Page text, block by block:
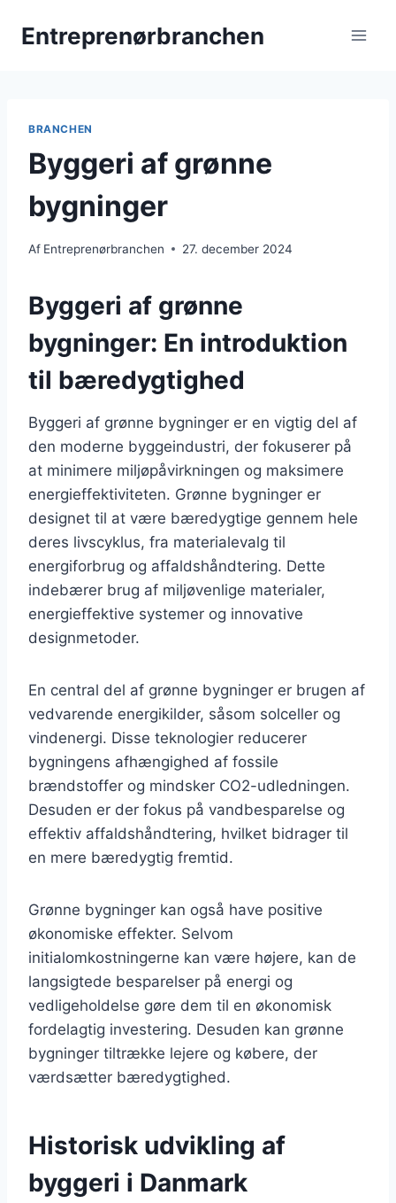
Entreprenørbranchen
BRANCHEN
Byggeri af grønne
bygninger
Af Entreprenørbranchen 27. december 2024
Byggeri af grønne
bygninger: En introduktion
til bæredygtighed
Byggeri af grønne bygninger er en vigtig del af
den moderne byggeindustri, der fokuserer på
at minimere miljøpåvirkningen og maksimere
energieffektiviteten. Grønne bygninger er
designet til at være bæredygtige gennem hele
deres livscyklus, fra materialevalg til
energiforbrug og affaldshåndtering. Dette
indebærer brug af miljøvenlige materialer,
energieffektive systemer og innovative
designmetoder.
En central del af grønne bygninger er brugen af
vedvarende energikilder, såsom solceller og
vindenergi. Disse teknologier reducerer
bygningens afhængighed af fossile
brændstoffer og mindsker CO2-udledningen.
Desuden er der fokus på vandbesparelse og
effektiv affaldshåndtering, hvilket bidrager til
en mere bæredygtig fremtid.
Grønne bygninger kan også have positive
økonomiske effekter. Selvom
initialomkostningerne kan være højere, kan de
langsigtede besparelser på energi og
vedligeholdelse gøre dem til en økonomisk
fordelagtig investering. Desuden kan grønne
bygninger tiltrække lejere og købere, der
værdsætter bæredygtighed.
Historisk udvikling af
byggeri i Danmark